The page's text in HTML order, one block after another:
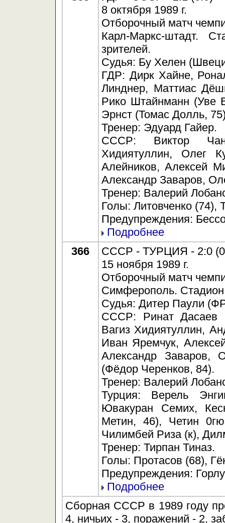
8 октября 1989 г.
Отборочный матч
Карл-Маркс-штадт.
зрителей.
Судья: Бу Хелен
ГДР: Дирк Хайне,
Линднер, Маттиас
Рико Штайнманн (Уве
Эрнст (Томас Долль,
Тренер: Эдуард Гайер.
СССР: Виктор
Хидиятуллин, Олег
Алейников, Алексей
Александр Заваров,
Тренер: Валерий
Голы: Литовченко (74),
Предупреждения:
Подробнее
366
СССР - ТУРЦИЯ - 2:0
15 ноября 1989 г.
Отборочный матч
Симферополь. Стадион
Судья: Дитер Паули
СССР: Ринат Дасаев
Вагиз Хидиятуллин,
Иван Яремчук,
Александр Заваров,
(Фёдор Черенков, 84).
Тренер: Валерий
Турция: Верель
Ювакуран Семих,
Метин, 46), Четин
Чилимбей Риза (к),
Тренер: Тирпан Тиназ.
Голы: Протасов (68),
Предупреждения:
Подробнее
Сборная СССР в 1989 году
4, ничьих - 3, поражений - 2,